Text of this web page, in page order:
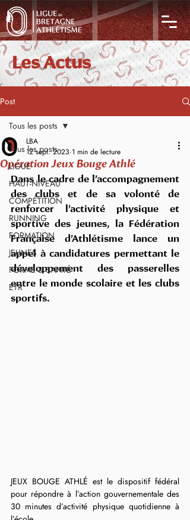
Les Actus
Post
Tous les posts
LIGUE
HAUT-NIVEAU
COMPÉTITION
RUNNING
FORMATION
JEUNES
FORME & SANTÉ
ETR
Tous les posts
Opération Jeux Bouge Athlé
LBA
12 sept. 2023 1 min de lecture
Dans le cadre de l’accompagnement
des clubs et de sa volonté de
renforcer l’activité physique et
sportive des jeunes, la Fédération
Française d’Athlétisme lance un
appel à candidatures permettant le
développement des passerelles
entre le monde scolaire et les clubs
sportifs.
JEUX BOUGE ATHLÉ est le dispositif fédéral
pour répondre à l’action gouvernementale des
30 minutes d’activité physique quotidienne à